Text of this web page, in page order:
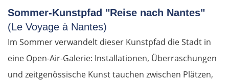
Sommer-Kunstpfad "Reise nach Nantes"
(Le Voyage à Nantes)
Im Sommer verwandelt dieser Kunstpfad die Stadt in
eine Open-Air-Galerie: Installationen, Überraschungen
und zeitgenössische Kunst tauchen zwischen Plätzen,